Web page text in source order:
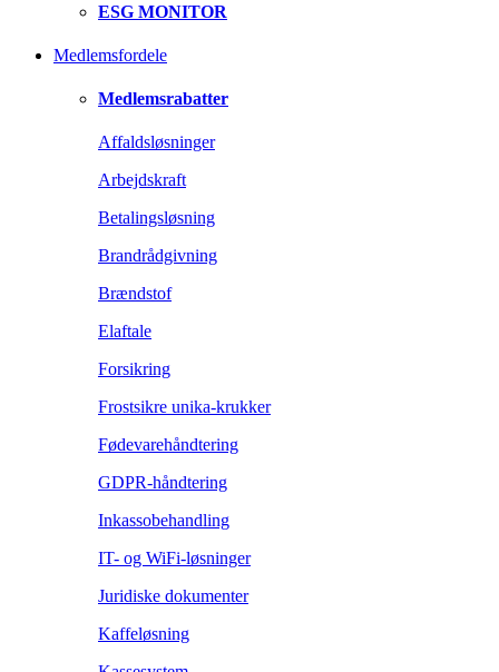
ESG MONITOR
Medlemsfordele
Medlemsrabatter
Affaldsløsninger
Arbejdskraft
Betalingsløsning
Brandrådgivning
Brændstof
Elaftale
Forsikring
Frostsikre unika-krukker
Fødevarehåndtering
GDPR-håndtering
Inkassobehandling
IT- og WiFi-løsninger
Juridiske dokumenter
Kaffeløsning